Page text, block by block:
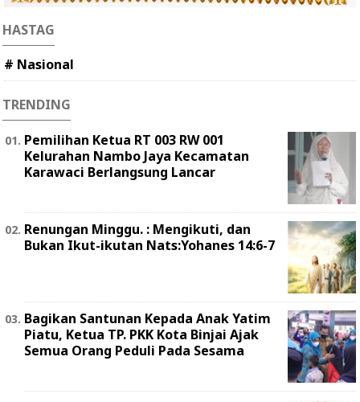
HASTAG
# Nasional
TRENDING
Pemilihan Ketua RT 003 RW 001
Kelurahan Nambo Jaya Kecamatan
Karawaci Berlangsung Lancar
Renungan Minggu. : Mengikuti, dan
Bukan Ikut-ikutan Nats:Yohanes 14:6-7
Bagikan Santunan Kepada Anak Yatim
Piatu, Ketua TP. PKK Kota Binjai Ajak
Semua Orang Peduli Pada Sesama